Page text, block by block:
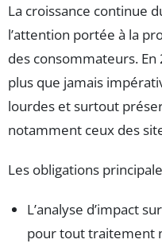
La croissance continue
l’attention portée à la
des consommateurs.
plus que jamais
lourdes et surtout
notamment ceux des
Les obligations
L’analyse d’impact
pour tout traitement